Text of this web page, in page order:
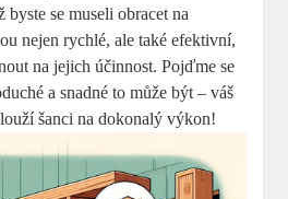
se museli obracet na
nejen rychlé, ale také efektivní,
na jejich účinnost. Pojďme se
a snadné to může být – váš
šanci na dokonalý výkon!